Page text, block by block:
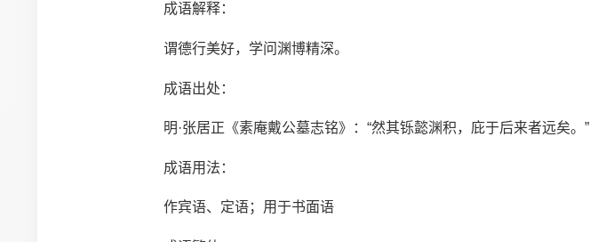
成语解释：
谓德行美好，学问渊博精深。
成语出处：
明·张居正《素庵戴公墓志铭》：“然其铄懿渊积，庇于后来者远矣。”
成语用法：
作宾语、定语；用于书面语